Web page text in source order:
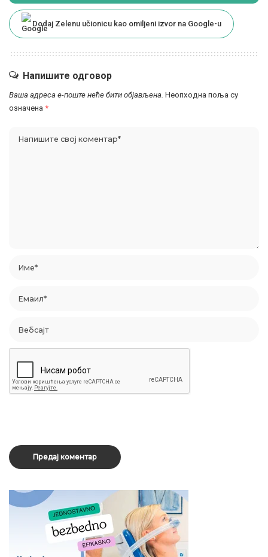
Dodaj Zelenu učionicu kao omiljeni izvor na Google-u
Напишите одговор
Ваша адреса е-поште неће бити објављена. Неопходна поља су
означена *